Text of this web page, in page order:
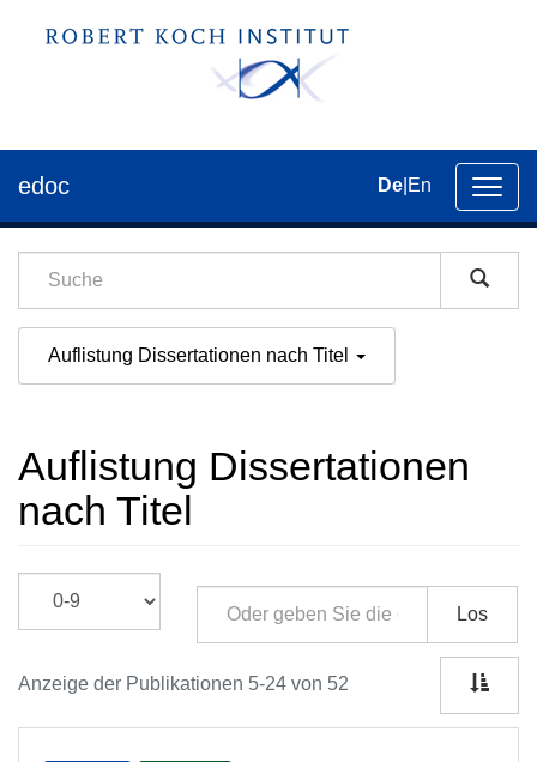
der
edoc De En
Auflistung Dissertationen nach Titel
Auflistung Dissertationen
nach Titel
Los
Anzeige der Publikationen 5-24 von 52